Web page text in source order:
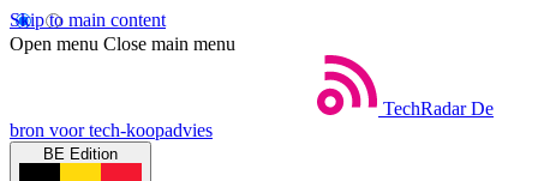
Skip to main content
Open menu Close main menu
TechRadar De
bron voor tech-koopadvies
BE Edition